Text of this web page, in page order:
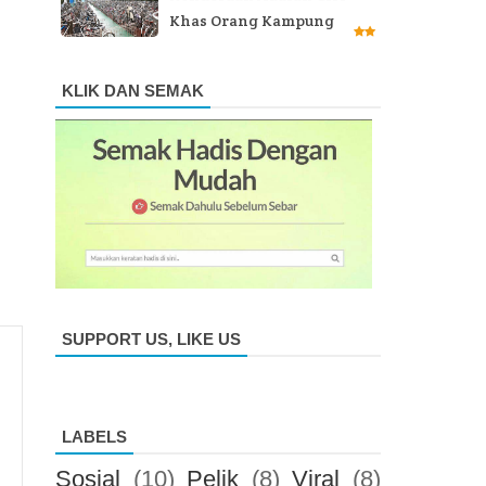
Khas Orang Kampung
KLIK DAN SEMAK
SUPPORT US, LIKE US
LABELS
Sosial (10) Pelik (8) Viral (8)